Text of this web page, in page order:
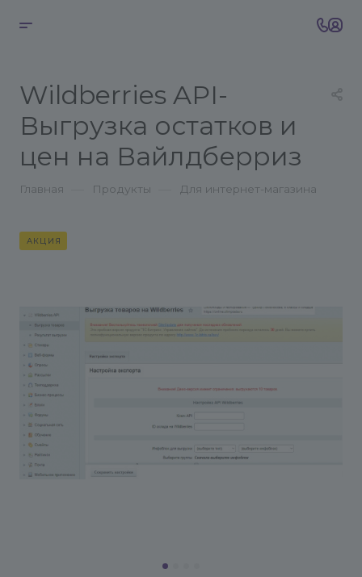
Wildberries API-
Выгрузка остатков и
цен на Вайлдберриз
Главная Продукты Для интернет-магазина
АКЦИЯ